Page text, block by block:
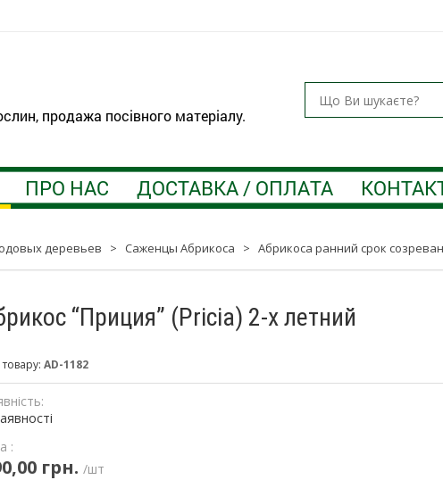
продажа посівного матеріалу.
ПРО НАС ДОСТАВКА / ОПЛАТА
деревьев > Саженцы Абрикоса > Абрикоса ранний срок
“Приция” (Pricia) 2-х летний
AD-1182
:
грн. /шт